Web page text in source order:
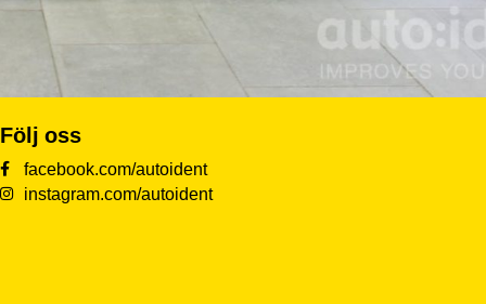
Följ oss
facebook.com/autoident
instagram.com/autoident